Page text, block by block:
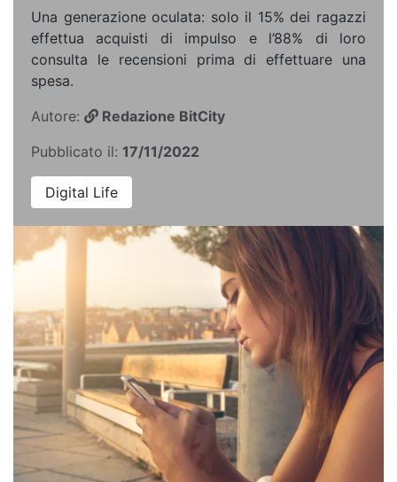
Una generazione oculata: solo il 15% dei ragazzi
effettua acquisti di impulso e l’88% di loro
consulta le recensioni prima di effettuare una
spesa.
Autore:
Redazione BitCity
Pubblicato il: 17/11/2022
Digital Life